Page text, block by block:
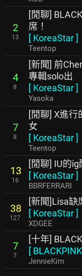
2
13
[閒聊]
席！
[ KoreaStar]
Teentop
4
8
[新聞] 前
專輯solo出
[ KoreaStar]
Yasoka
7
8
[閒聊] X進
女
[ KoreaStar]
Teentop
13
16
[閒聊] IU的
[ KoreaStar]
BBRFERRARI
38
127
[新聞]Lisa缺
[ KoreaStar]
XDGEE
7
7
[十年]
[ BLACKPINK
JennieKim